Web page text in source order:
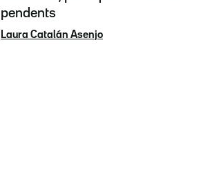
pendents
Laura Catalán Asenjo